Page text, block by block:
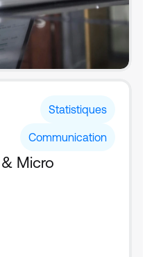
Statistiques
Communication
Micro